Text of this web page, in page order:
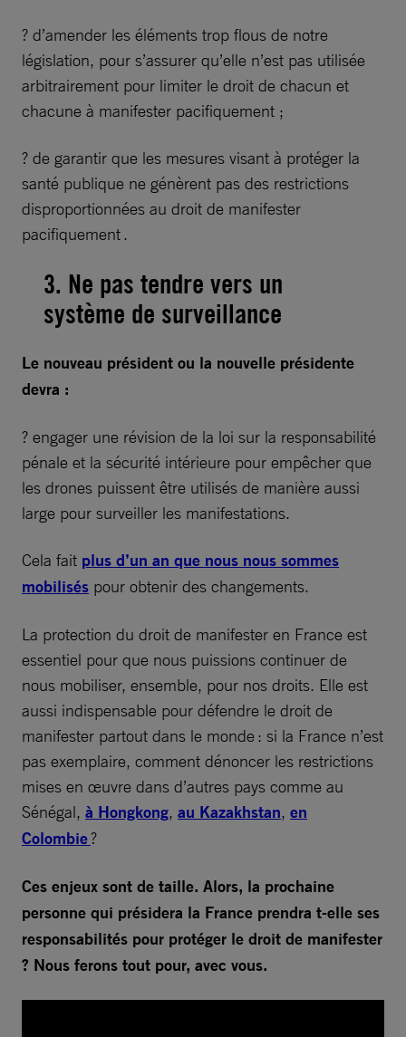
? d’amender les éléments trop flous de notre
législation, pour s’assurer qu’elle n’est pas utilisée
arbitrairement pour limiter le droit de chacun et
chacune à manifester pacifiquement ;
? de garantir que les mesures visant à protéger la
santé publique ne génèrent pas des restrictions
disproportionnées au droit de manifester
pacifiquement .
3. Ne pas tendre vers un
système de surveillance
Le nouveau président ou la nouvelle présidente
devra :
? engager une révision de la loi sur la responsabilité
pénale et la sécurité intérieure pour empêcher que
les drones puissent être utilisés de manière aussi
large pour surveiller les manifestations.
Cela fait plus d’un an que nous nous sommes
mobilisés pour obtenir des changements.
La protection du droit de manifester en France est
essentiel pour que nous puissions continuer de
nous mobiliser, ensemble, pour nos droits. Elle est
aussi indispensable pour défendre le droit de
manifester partout dans le monde : si la France n’est
pas exemplaire, comment dénoncer les restrictions
mises en œuvre dans d’autres pays comme au
Sénégal, à Hongkong, au Kazakhstan, en
Colombie?
Ces enjeux sont de taille. Alors, la prochaine
personne qui présidera la France prendra t-elle ses
responsabilités pour protéger le droit de manifester
? Nous ferons tout pour, avec vous.